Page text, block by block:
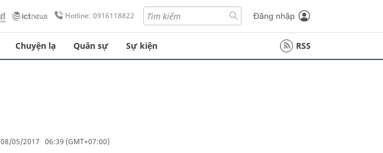
Hotline: 0916118822 Đăng nhập
Chuyện lạ Quân sự Sự kiện RSS
08/05/2017 06:39 (GMT+07:00)